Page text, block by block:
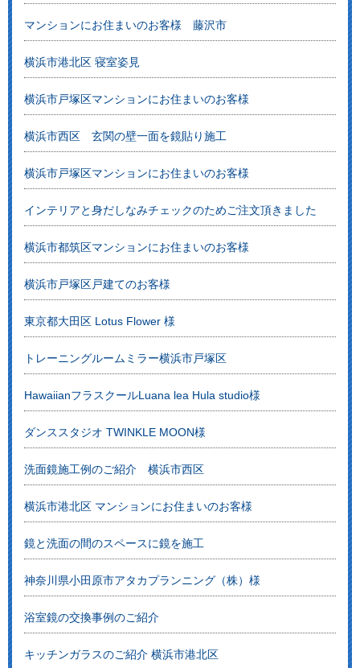
マンションにお住まいのお客様 藤沢市
横浜市港北区 寝室姿見
横浜市戸塚区マンションにお住まいのお客様
横浜市西区 玄関の壁一面を鏡貼り施工
横浜市戸塚区マンションにお住まいのお客様
インテリアと身だしなみチェックのためご注文頂きました
横浜市都筑区マンションにお住まいのお客様
横浜市戸塚区戸建てのお客様
東京都大田区 Lotus Flower 様
トレーニングルームミラー横浜市戸塚区
HawaiianフラスクールLuana lea Hula studio様
ダンススタジオ TWINKLE MOON様
洗面鏡施工例のご紹介 横浜市西区
横浜市港北区 マンションにお住まいのお客様
鏡と洗面の間のスペースに鏡を施工
神奈川県小田原市アタカプランニング（株）様
浴室鏡の交換事例のご紹介
キッチンガラスのご紹介 横浜市港北区